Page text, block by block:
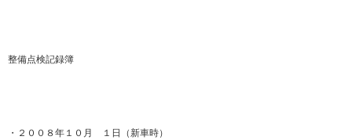
整備点検記録簿
・２００８年１０月 １日（新車時）